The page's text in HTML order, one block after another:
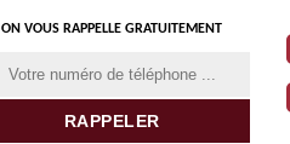
ON VOUS RAPPELLE GRATUITEMENT